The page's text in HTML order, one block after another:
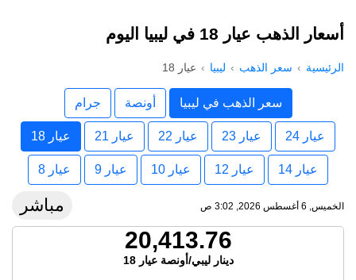
أسعار الذهب عيار 18 في ليبيا اليوم
الرئيسية سعر الذهب ليبيا عيار 18
سعر الذهب في ليبيا أونصة جرام
عيار 24 عيار 23 عيار 22 عيار 21 عيار 18
عيار 14 عيار 12 عيار 10 عيار 9 عيار 8
الخميس, 6 أغسطس 2026, 3:02 ص مباشر
20,413.76
دينار ليبي/أونصة عيار 18